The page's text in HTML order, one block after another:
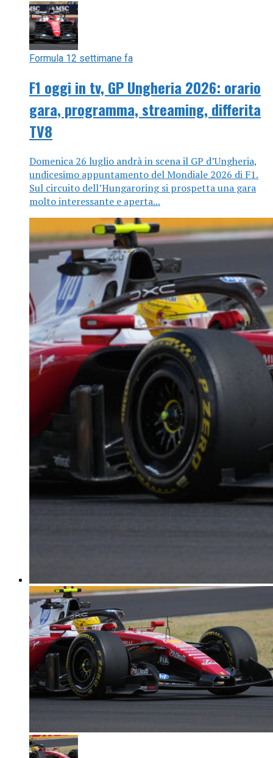
Formula 12 settimane fa
F1 oggi in tv, GP Ungheria 2026: orario
gara, programma, streaming, differita
TV8
Domenica 26 luglio andrà in scena il GP d’Ungheria,
undicesimo appuntamento del Mondiale 2026 di F1.
Sul circuito dell’Hungaroring si prospetta una gara
molto interessante e aperta...